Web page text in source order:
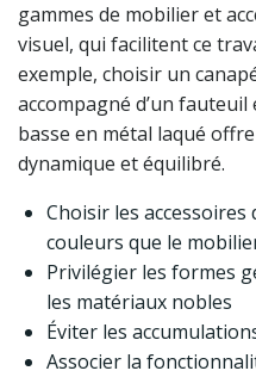
gammes de mobilier et
visuel, qui facilitent ce
exemple, choisir un
accompagné d’un
basse en métal laqué
dynamique et équilibré.
Choisir les accessoires
couleurs que le
Privilégier les formes
les matériaux nobles
Éviter les
Associer la